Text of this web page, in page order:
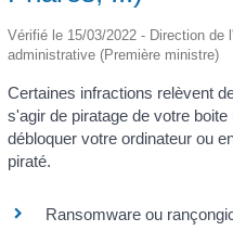
Vérifié le 15/03/2022 - Direction de
administrative (Première ministre)
Certaines infractions relèvent
s'agir de piratage de votre
débloquer votre ordinateur ou
piraté.
Ransomware ou